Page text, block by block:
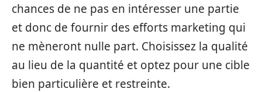
chances de ne pas en intéresser une partie
et donc de fournir des efforts marketing qui
ne mèneront nulle part. Choisissez la qualité
au lieu de la quantité et optez pour une cible
bien particulière et restreinte.